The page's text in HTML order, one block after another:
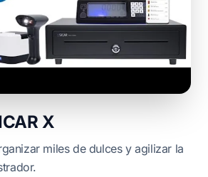
X
miles de dulces y agilizar la